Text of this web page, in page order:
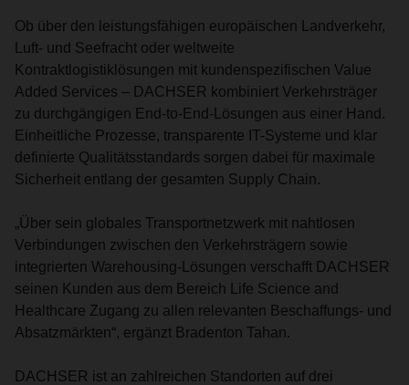
Ob über den leistungsfähigen europäischen Landverkehr,
Luft- und Seefracht oder weltweite
Kontraktlogistiklösungen mit kundenspezifischen Value
Added Services – DACHSER kombiniert Verkehrsträger
zu durchgängigen End-to-End-Lösungen aus einer Hand.
Einheitliche Prozesse, transparente IT-Systeme und klar
definierte Qualitätsstandards sorgen dabei für maximale
Sicherheit entlang der gesamten Supply Chain.
„Über sein globales Transportnetzwerk mit nahtlosen
Verbindungen zwischen den Verkehrsträgern sowie
integrierten Warehousing-Lösungen verschafft DACHSER
seinen Kunden aus dem Bereich Life Science and
Healthcare Zugang zu allen relevanten Beschaffungs- und
Absatzmärkten“, ergänzt Bradenton Tahan.
DACHSER ist an zahlreichen Standorten auf drei